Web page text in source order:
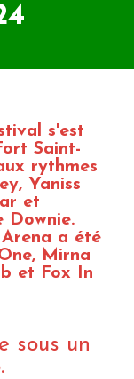
s'est
Saint-
rythmes
Yaniss
et
Downie.
a été
Mirna
et Fox In
sous un